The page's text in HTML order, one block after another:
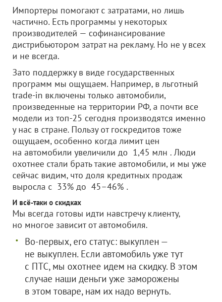
Импортеры помогают с затратами, но лишь
частично. Есть программы у некоторых
производителей — софинансирование
дистрибьютором затрат на рекламу. Но не у всех
и не всегда.
Зато поддержку в виде государственных
программ мы ощущаем. Например, в льготный
trade-in включены только автомобили,
произведенные на территории РФ, а почти все
модели из топ-25 сегодня производятся именно
у нас в стране. Пользу от госкредитов тоже
ощущаем, особенно когда лимит цен
на автомобили увеличили до 1,45 млн . Люди
охотнее стали брать такие автомобили, и мы уже
сейчас видим, что доля кредитных продаж
выросла с 33% до 45–46% .
И всё-таки о скидках
Мы всегда готовы идти навстречу клиенту,
но многое зависит от автомобиля.
Во-первых, его статус: выкуплен —
не выкуплен. Если автомобиль уже тут
с ПТС, мы охотнее идем на скидку. В этом
случае наши деньги уже заморожены
в этом товаре, нам их надо вернуть.